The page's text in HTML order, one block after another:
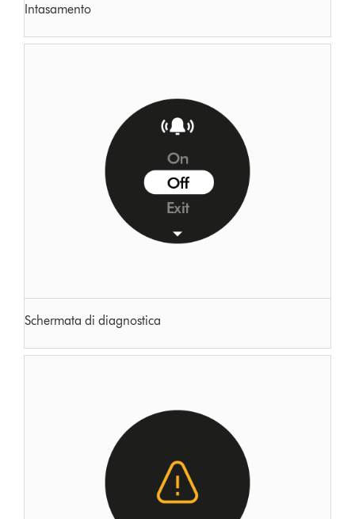
Intasamento
Schermata di diagnostica